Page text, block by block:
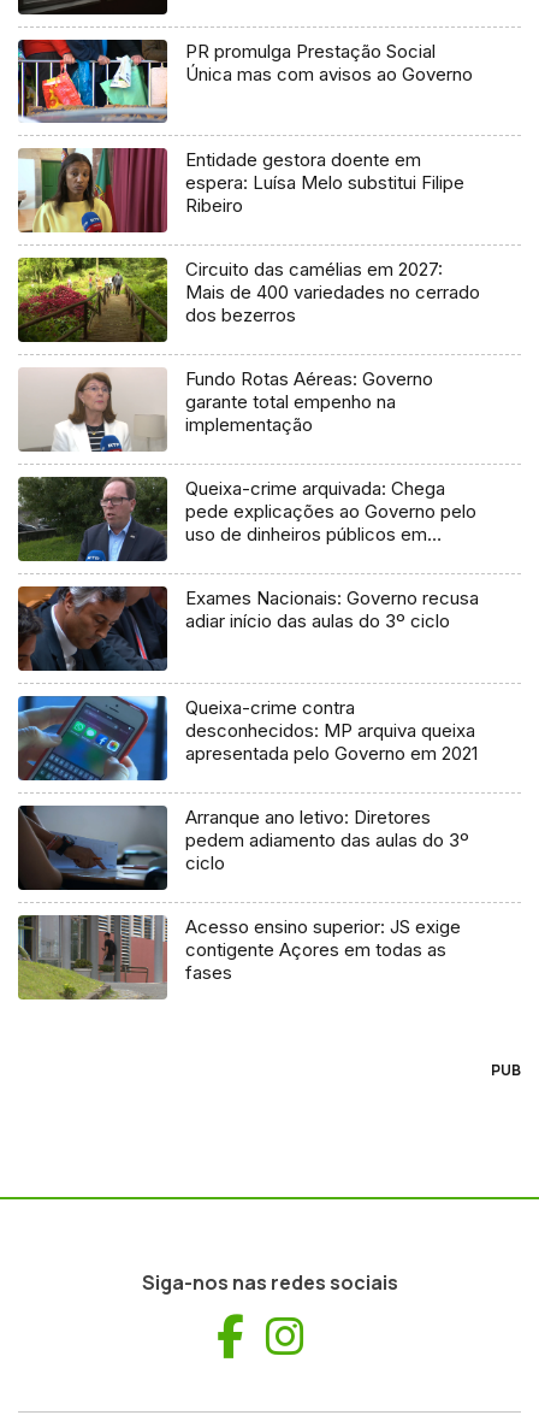
PR promulga Prestação Social
Única mas com avisos ao Governo
Entidade gestora doente em
espera: Luísa Melo substitui Filipe
Ribeiro
Circuito das camélias em 2027:
Mais de 400 variedades no cerrado
dos bezerros
Fundo Rotas Aéreas: Governo
garante total empenho na
implementação
Queixa-crime arquivada: Chega
pede explicações ao Governo pelo
uso de dinheiros públicos em
Exames Nacionais: Governo recusa
adiar início das aulas do 3º ciclo
Queixa-crime contra
desconhecidos: MP arquiva queixa
apresentada pelo Governo em 2021
Arranque ano letivo: Diretores
pedem adiamento das aulas do 3º
ciclo
Acesso ensino superior: JS exige
contigente Açores em todas as
fases
PUB
Siga-nos nas redes sociais
Facebook